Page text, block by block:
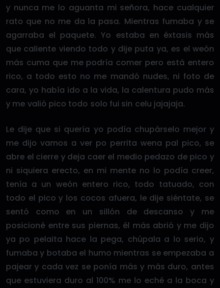
y nunca me lo aguanta mi señora, hace cualquier
rato que no me da la pasa. Mientras fumaba y se
agarraba el paquete. Yo estaba en éxtasis más
que caliente viendo todo y dije puta ya, es el weón
más cuma que me podría comer pero está entero
rico, a todo esto no me mandó nudes, ni foto de
cara, yo había ido a la vida, la calentura pudo más
y me valió pico todo solo fui sin celu jajajaja.
Le dije que si quería yo podía chupárselo mejor y
me dijo vamos a ver po perrita wena pal pico, se
abre el cierre y deja caer el medio pedazo de pico y
ni siquiera erecto, en mi mente no lo podía creer,
tenía a un weón entero rico, todo tatuado, con
todo el pico y los cocos afuera, le dije siéntate, se
sentó como en un sillón de descanso y me
posicioné entre sus piernas, él más abrió y me dijo
ya po pelaita hace la pega, chúpala a lo serio, y
fumaba y botaba el humo mientras se empezaba a
pajear y cada vez se ponía más y más duro, antes
que estuviera duro al 100% me lo eché a la boca y